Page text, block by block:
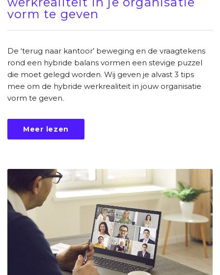
vorm te geven
De ‘terug naar kantoor’ beweging en de vraagtekens
rond een hybride balans vormen een stevige puzzel
die moet gelegd worden. Wij geven je alvast 3 tips
mee om de hybride werkrealiteit in jouw organisatie
vorm te geven.
Meer lezen